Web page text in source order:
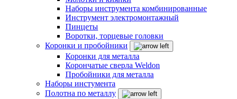
Наборы инструмента комбинированные
Инструмент электромонтажный
Пинцеты
Воротки, торцевые головки
Коронки и пробойники
Коронки для металла
Корончатые сверла Weldon
Пробойники для металла
Наборы инстумента
Полотна по металлу